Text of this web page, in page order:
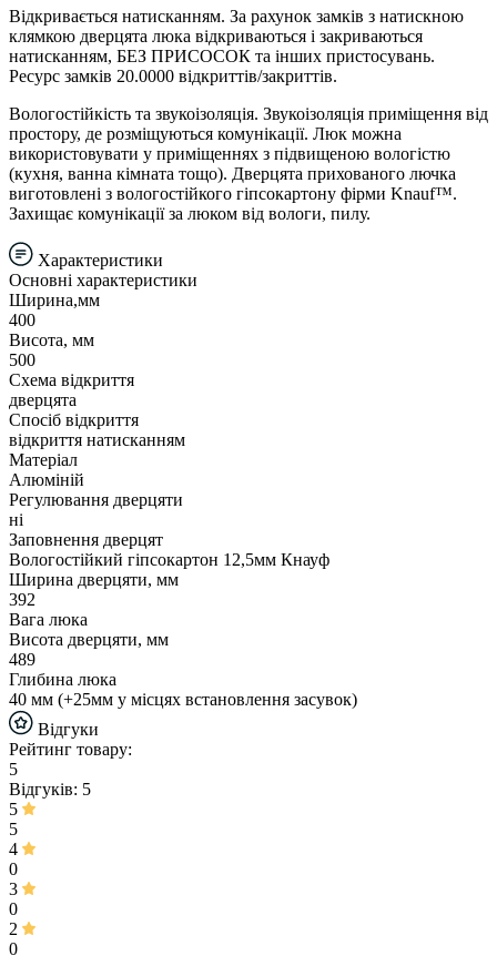
Відкривається натисканням. За рахунок замків з натискною
клямкою дверцята люка відкриваються і закриваються
натисканням, БЕЗ ПРИСОСОК та інших пристосувань.
Ресурс замків 20.0000 відкриттів/закриттів.
Вологостійкість та звукоізоляція. Звукоізоляція приміщення від
простору, де розміщуються комунікації. Люк можна
використовувати у приміщеннях з підвищеною вологістю
(кухня, ванна кімната тощо). Дверцята прихованого лючка
виготовлені з вологостійкого гіпсокартону фірми Knauf™.
Захищає комунікації за люком від вологи, пилу.
Характеристики
Основні характеристики
Ширина,мм
400
Висота, мм
500
Схема відкриття
дверцята
Спосіб відкриття
відкриття натисканням
Матеріал
Алюміній
Регулювання дверцяти
ні
Заповнення дверцят
Вологостійкий гіпсокартон 12,5мм Кнауф
Ширина дверцяти, мм
392
Вага люка
Висота дверцяти, мм
489
Глибина люка
40 мм (+25мм у місцях встановлення засувок)
Відгуки
Рейтинг товару:
5
Відгуків: 5
5
5
4
0
3
0
2
0